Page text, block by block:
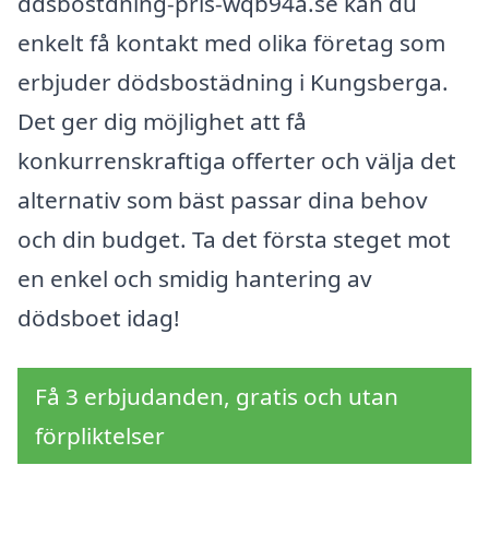
enkelt få kontakt med olika företag som
erbjuder dödsbostädning i Kungsberga.
Det ger dig möjlighet att få
konkurrenskraftiga offerter och välja det
alternativ som bäst passar dina behov
och din budget. Ta det första steget mot
en enkel och smidig hantering av
dödsboet idag!
Få 3 erbjudanden, gratis och utan
förpliktelser